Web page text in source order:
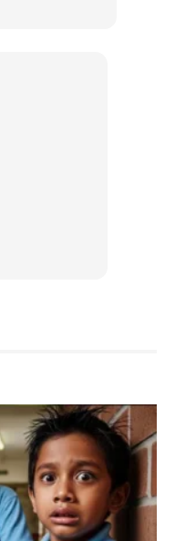
menitikberatkan
Terbaru,